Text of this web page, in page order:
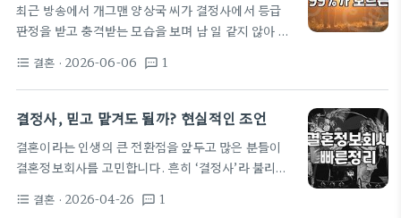
리고, 소개팅은 가뭄에 콩 나듯 들어오니 결국 이런 곳
까지 오게 된 셈이다. 상담 실장님은 생각보다 친절했
다. 그런데 그 친절함 속에 묘하게 나를…
최근 방송에서 개그맨 양상국 씨가 결정사에서 등급
판정을 받고 충격받는 모습을 보며 남 일 같지 않아 헛
나둘 떠나가는 시기에 조급한 마음으로 이름 좀 있다
는 결정사 상담을 받았던 경험이 있습니다. 솔직히 말
하면, ‘돈 내고 사람 만나는 게 뭐가 대수냐’ 싶었죠.
리는 생각보다 훨씬 컸습니다. 6등급의 충격과 기대
이하의 현실 상담사 앞에 앉았을 때 제가 들었던 말은
지금도 잊히지 않습니다. 직장과 학벌, 자산 규모를 나
format_list_bulleted 결혼 · 2026-06-06 textsms 1
결정사, 믿고 맡겨도 될까? 현실적인 조언
결혼이라는 인생의 큰 전환점을 앞두고 많은 분들이
결혼정보회사를 고민합니다. 흔히 ‘결정사’라 불리는
고자 하는 사람들에게 매력적인 선택지로 다가오죠.
format_list_bulleted 결혼 · 2026-04-26 textsms 1